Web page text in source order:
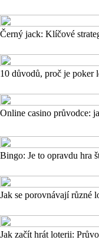
Černý jack: Klíčové
10 důvodů, proč je poker
Online casino průvodce:
Bingo: Je to opravdu hra
Jak se porovnávají různé
Jak začít hrát loterii: